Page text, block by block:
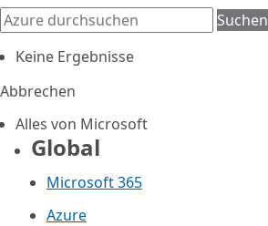
Suchen
Keine Ergebnisse
Abbrechen
Alles von Microsoft
Global
Microsoft 365
Azure